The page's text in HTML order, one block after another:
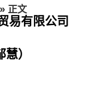
» 正文
易有限公司
）